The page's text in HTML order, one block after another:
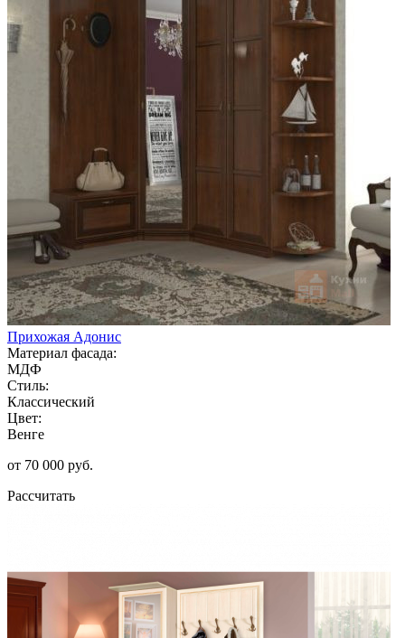
Прихожая Адонис
Материал фасада:
МДФ
Стиль:
Классический
Цвет:
Венге
от 70 000 руб.
Рассчитать